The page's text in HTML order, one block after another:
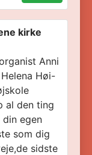
kirke
Anni
Høi-
al den ting
din egen
som dig
sidste